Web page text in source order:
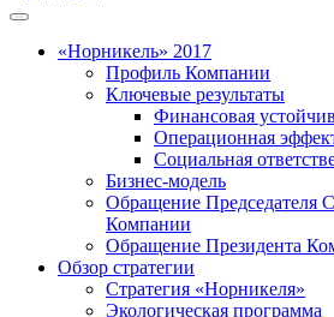
«Норникель» 2017
Профиль Компании
Ключевые результаты
Финансовая
Операционная
Социальная
Бизнес-модель
Обращение Председателя
Компании
Обращение Президента
Обзор стратегии
Стратегия «Норникеля»
Экологическая программа